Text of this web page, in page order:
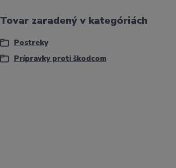
Tovar zaradený v kategóriách
Postreky
Prípravky proti škodcom